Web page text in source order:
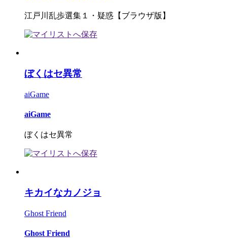
江戸川乱歩選集１・疑惑【ブラウザ版】
ぼくはセ異常
aiGame
aiGame
ぼくはセ異常
キカイなカノジョ
Ghost Friend
Ghost Friend